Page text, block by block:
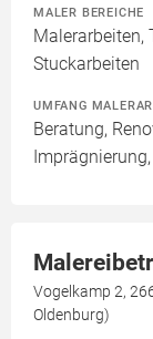
MALER BEREICHE
Malerarbeiten,
Stuckarbeiten
UMFANG
Beratung,
Vogelkamp 2,
Oldenburg)